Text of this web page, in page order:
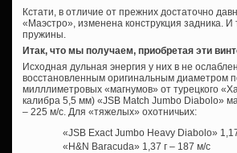
Кстати, в отличие от прежних достаточно
«Маэстро», изменена конструкция задника. И
пружины.
Итак, что мы получаем, приобретая эти
Исходная дульная энергия у них в не
восстановленным оригинальным диаметром
милллиметровых «магнумов» от турецкого
калибра 5,5 мм) «JSB Match Jumbo Diabolo»
– 225 м/с. Для «тяжелых» охотничьих:
«JSB Exact Jumbo Heavy Diabolo»
«H&N Baracuda» 1,37 г – 187 м/с